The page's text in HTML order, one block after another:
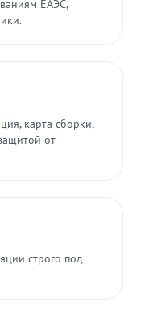
ЕАЭС,
карта сборки,
от
строго под